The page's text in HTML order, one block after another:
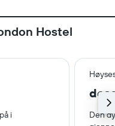
Hostel
i
Den